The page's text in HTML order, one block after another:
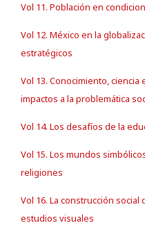
Vol 11. Población en
Vol 12. México en la
estratégicos
Vol 13. Conocimiento,
impactos a la problemática
Vol 14. Los desafíos de la
Vol 15. Los mundos
religiones
Vol 16. La construcción
estudios visuales